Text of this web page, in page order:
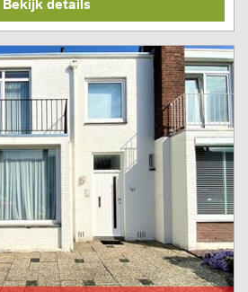
Bekijk details